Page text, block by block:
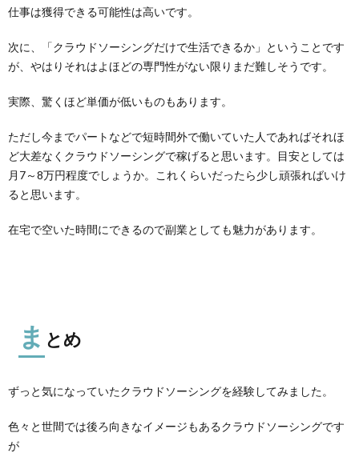
仕事は獲得できる可能性は高いです。
次に、「クラウドソーシングだけで生活できるか」ということです
が、やはりそれはよほどの専門性がない限りまだ難しそうです。
実際、驚くほど単価が低いものもあります。
ただし今までパートなどで短時間外で働いていた人であればそれほ
ど大差なくクラウドソーシングで稼げると思います。目安としては
月7～8万円程度でしょうか。これくらいだったら少し頑張ればいけ
ると思います。
在宅で空いた時間にできるので副業としても魅力があります。
ま とめ
ずっと気になっていたクラウドソーシングを経験してみました。
色々と世間では後ろ向きなイメージもあるクラウドソーシングです
が